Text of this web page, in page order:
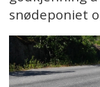
snødeponiet